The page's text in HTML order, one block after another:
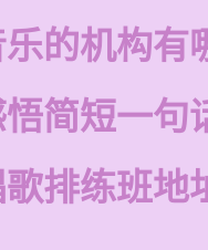
的机构有
简短一句
排练班地